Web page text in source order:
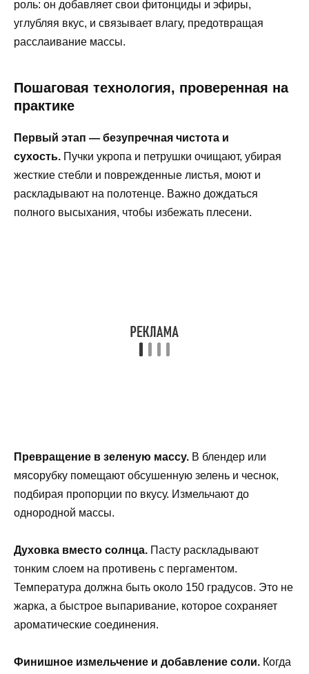
роль: он добавляет свои фитонциды и эфиры,
углубляя вкус, и связывает влагу, предотвращая
расслаивание массы.
Пошаговая технология, проверенная на
практике
Первый этап — безупречная чистота и
сухость. Пучки укропа и петрушки очищают, убирая
жесткие стебли и поврежденные листья, моют и
раскладывают на полотенце. Важно дождаться
полного высыхания, чтобы избежать плесени.
Превращение в зеленую массу. В блендер или
мясорубку помещают обсушенную зелень и чеснок,
подбирая пропорции по вкусу. Измельчают до
однородной массы.
Духовка вместо солнца. Пасту раскладывают
тонким слоем на противень с пергаментом.
Температура должна быть около 150 градусов. Это не
жарка, а быстрое выпаривание, которое сохраняет
ароматические соединения.
Финишное измельчение и добавление соли. Когда